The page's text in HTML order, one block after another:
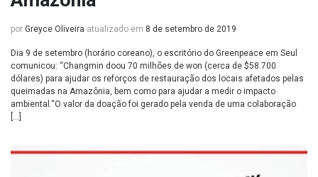
por Greyce Oliveira atualizado em 8 de setembro de 2019
Dia 9 de setembro (horário coreano), o escritório do Greenpeace em Seul
comunicou: “Changmin doou 70 milhões de won (cerca de $58.700
dólares) para ajudar os reforços de restauração dos locais afetados pelas
queimadas na Amazônia, bem como para ajudar a medir o impacto
ambiental.“O valor da doação foi gerado pela venda de uma colaboração
[…]